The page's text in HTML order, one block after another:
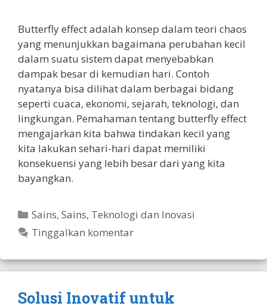
Butterfly effect adalah konsep dalam teori chaos
yang menunjukkan bagaimana perubahan kecil
dalam suatu sistem dapat menyebabkan
dampak besar di kemudian hari. Contoh
nyatanya bisa dilihat dalam berbagai bidang
seperti cuaca, ekonomi, sejarah, teknologi, dan
lingkungan. Pemahaman tentang butterfly effect
mengajarkan kita bahwa tindakan kecil yang
kita lakukan sehari-hari dapat memiliki
konsekuensi yang lebih besar dari yang kita
bayangkan.
Kategori
Sains,Sains, Teknologi dan Inovasi
Tinggalkan komentar
Solusi Inovatif untuk